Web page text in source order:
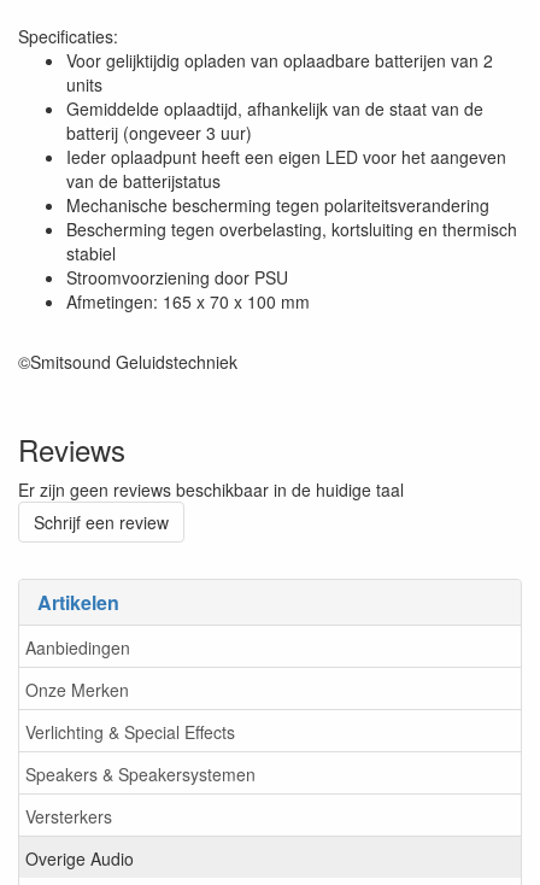
Artikelen
Aanbiedingen
Onze Merken
Verlichting & Special Effects
Speakers & Speakersystemen
Versterkers
Overige Audio
Specificaties:
Voor gelijktijdig opladen van oplaadbare batterijen van 2
units
Gemiddelde oplaadtijd, afhankelijk van de staat van de
batterij (ongeveer 3 uur)
Ieder oplaadpunt heeft een eigen LED voor het aangeven
van de batterijstatus
Mechanische bescherming tegen polariteitsverandering
Bescherming tegen overbelasting, kortsluiting en thermisch
stabiel
Stroomvoorziening door PSU
Afmetingen: 165 x 70 x 100 mm
©Smitsound Geluidstechniek
Reviews
Er zijn geen reviews beschikbaar in de huidige taal
Schrijf een review